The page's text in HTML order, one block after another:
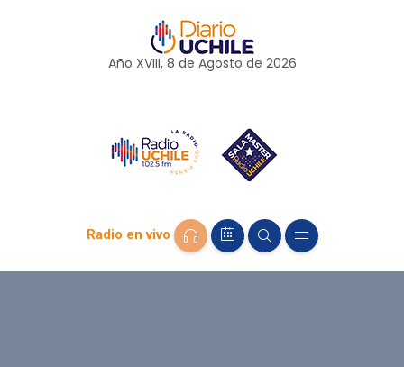
Año XVIII, 8 de Agosto de 2026
Radio en vivo